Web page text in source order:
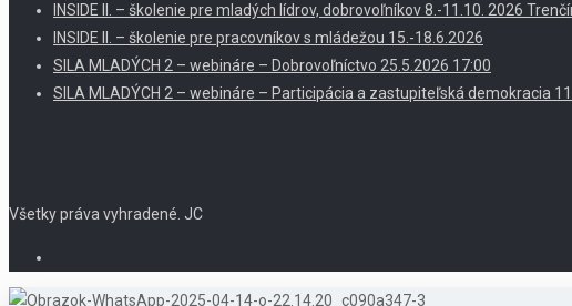
INSIDE II. – školenie pre mladých lídrov, dobrovoľníkov 8.-11.10. 2026
INSIDE II. – školenie pre pracovníkov s mládežou 15.-18.6.2026
SILA MLADÝCH 2 – webináre – Dobrovoľníctvo 25.5.2026 17:00
SILA MLADÝCH 2 – webináre – Participácia a zastupiteľská demokracia
Všetky práva vyhradené. JC